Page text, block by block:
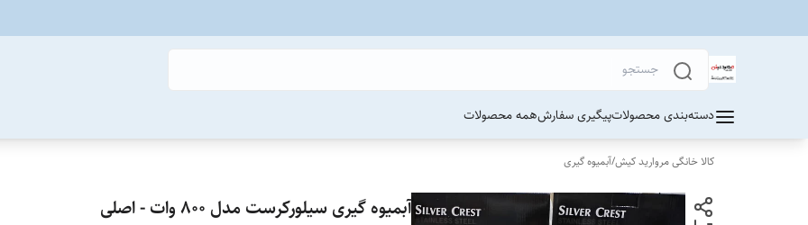
دسته‌بندی محصولاتپیگیری سفارشهمه محصولات
کالا خانگی مروارید کیش/آبمیوه گیری
آبمیوه گیری سیلورکرست مدل 800 وات - اصلی